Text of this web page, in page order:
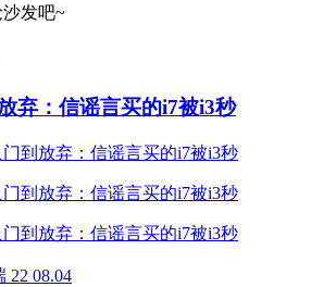
沙发吧~
弃：信谣言买的i7被i3秒
22 08.04